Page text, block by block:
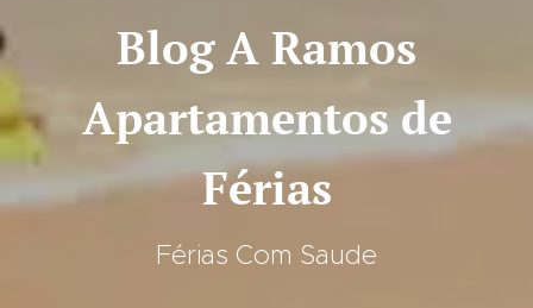
Blog A Ramos
Apartamentos de
Férias
Férias Com Saude